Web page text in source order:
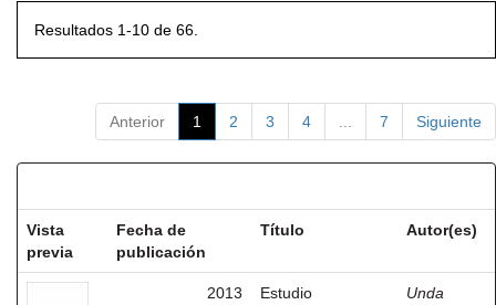
Resultados 1-10 de 66.
Anterior 1 2 3 4 7 Siguiente
Vista
previa
Fecha de
publicación
Título Autor(es)
2013
Estudio
Unda